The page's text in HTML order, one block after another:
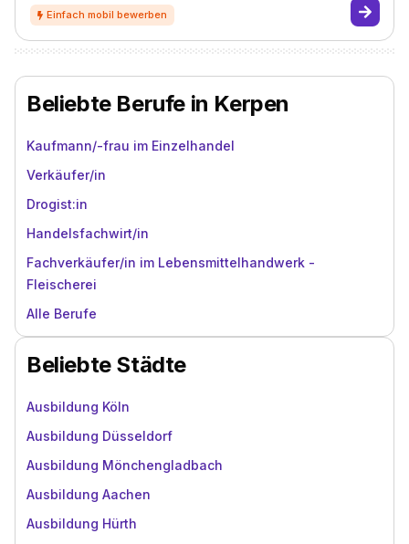
Beliebte Berufe in Kerpen
Kaufmann/-frau im Einzelhandel
Verkäufer/in
Drogist:in
Handelsfachwirt/in
Fachverkäufer/in im Lebensmittelhandwerk -
Fleischerei
Alle Berufe
Beliebte Städte
Ausbildung Köln
Ausbildung Düsseldorf
Ausbildung Mönchengladbach
Ausbildung Aachen
Ausbildung Hürth